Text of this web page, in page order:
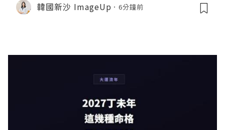
韓國新沙 ImageUp 6分鐘前